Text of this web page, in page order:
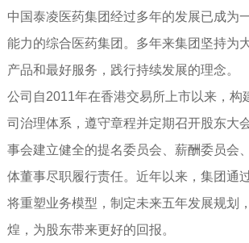
中国泰凌医药集团经过多年的发展已成为
能力的综合医药集团。多年来集团坚持为
产品和最好服务，践行持续发展的理念。
公司自2011年在香港交易所上市以来，构
司治理体系，遵守章程并定期召开股东大
事会建立健全的提名委员会、薪酬委员会
体董事尽职履行责任。近年以来，集团通
将重塑业务模型，制定未来五年发展规划
煌，为股东带来更好的回报。